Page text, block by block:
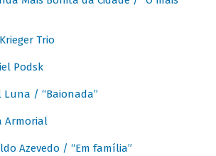
Trio
Podsk
Luna / “Baionada”
Armorial
Azevedo / “Em família”